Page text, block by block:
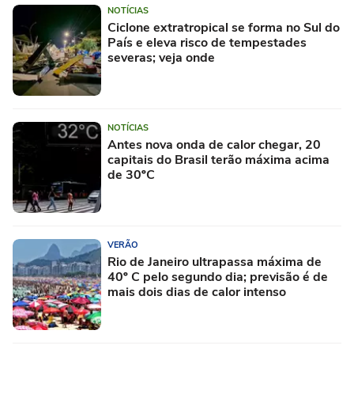
NOTÍCIAS
Ciclone extratropical se forma no Sul do
País e eleva risco de tempestades
severas; veja onde
NOTÍCIAS
Antes nova onda de calor chegar, 20
capitais do Brasil terão máxima acima
de 30ºC
VERÃO
Rio de Janeiro ultrapassa máxima de
40º C pelo segundo dia; previsão é de
mais dois dias de calor intenso